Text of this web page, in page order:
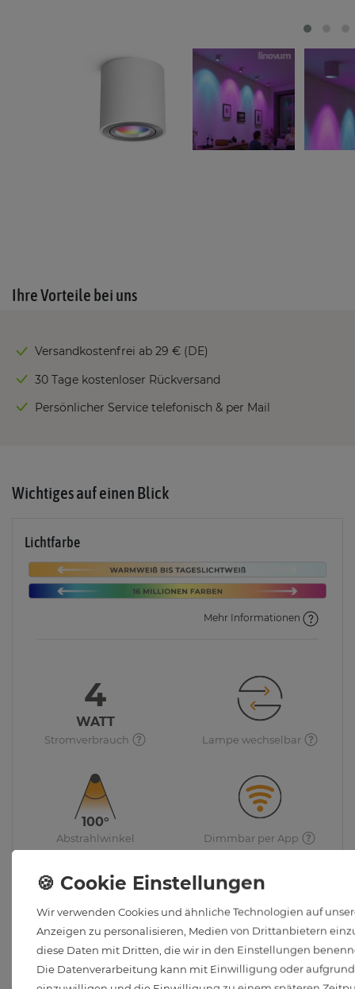
Ihre Vorteile bei uns
Versandkostenfrei ab 29 € (DE)
30 Tage kostenloser Rückversand
Persönlicher Service telefonisch & per Mail
Wichtiges auf einen Blick
Lichtfarbe
Mehr Informationen
4
WATT
Stromverbrauch Lampe wechselbar
100°
Abstrahlwinkel Dimmbar per App
Schutzart GU10 Leuchtmittel inkl.
Wir verwenden Cookies und ähnliche Technologien auf
Anzeigen zu personalisieren, Medien von Drittanbietern
diese Daten mit Dritten, die wir in den Einstellungen
Die Datenverarbeitung kann mit Einwilligung oder